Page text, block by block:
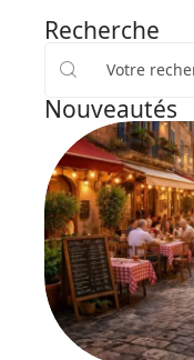
Recherche
Nouveautés